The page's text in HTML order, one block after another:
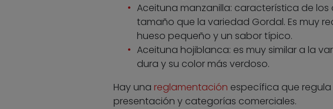
Aceituna manzanilla: característica de
tamaño que la variedad Gordal. Es muy
hueso pequeño y un sabor típico.
Aceituna hojiblanca: es muy similar a la
dura y su color más verdoso.
Hay una reglamentación específica que
presentación y categorías comerciales.